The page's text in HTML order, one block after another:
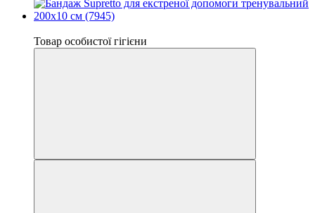
Товар особистої гігієни